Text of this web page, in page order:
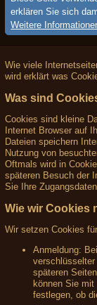
erklären Sie sich
Weitere
Wie viele
wird erklärt was
Was sind
Cookies sind kleine
Internet Browser auf
Dateien speichern
Nutzung von
Oftmals wird in
späteren Besuch der
Sie Ihre
Wie wir Cookies
Wir setzen Cookies
Anmeldung:
späteren
können Sie mit
festlegen, ob